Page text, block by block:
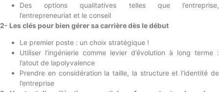
Des options qualitatives telles que l’entreprise,
l’entrepreneuriat et le conseil
2- Les clés pour bien gérer sa carrière dès le début
Le premier poste : un choix stratégique !
Utiliser l’ingénierie comme levier d’évolution à long terme :
l’atout de lapolyvalence
Prendre en considération la taille, la structure et l’identité de
l’entreprise